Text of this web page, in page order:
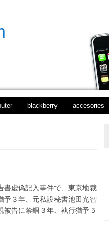
blackberry accesories
書虚偽記入事件で、東京地裁
予３年、元私設秘書池田光智
告に禁錮３年、執行猶予５
投
稿